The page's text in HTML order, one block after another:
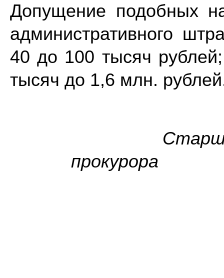
Допущение подобных
административного
40 до 100 тысяч
тысяч до 1,6 млн.